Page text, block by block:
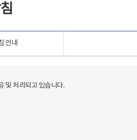
안내
및 처리되고 있습니다.